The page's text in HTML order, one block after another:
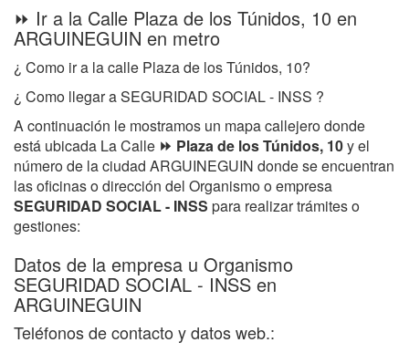
⏩ Ir a la Calle Plaza de los Túnidos, 10 en
ARGUINEGUIN en metro
¿ Como ir a la calle Plaza de los Túnidos, 10?
¿ Como llegar a SEGURIDAD SOCIAL - INSS ?
A continuación le mostramos un mapa callejero donde
está ubicada La Calle ⏩ Plaza de los Túnidos, 10y el
número de la ciudad ARGUINEGUIN donde se encuentran
las oficinas o dirección del Organismo o empresa
SEGURIDAD SOCIAL - INSS para realizar trámites o
gestiones:
Datos de la empresa u Organismo
SEGURIDAD SOCIAL - INSS en
ARGUINEGUIN
Teléfonos de contacto y datos web.: